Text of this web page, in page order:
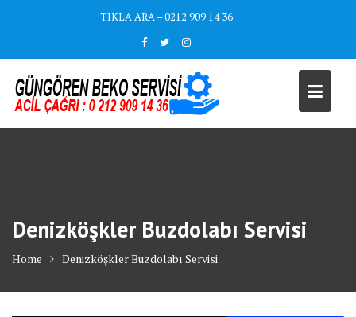
TIKLA ARA – 0212 909 14 36
Denizköşkler Buzdolabı Servisi
Home Denizköşkler Buzdolabı Servisi